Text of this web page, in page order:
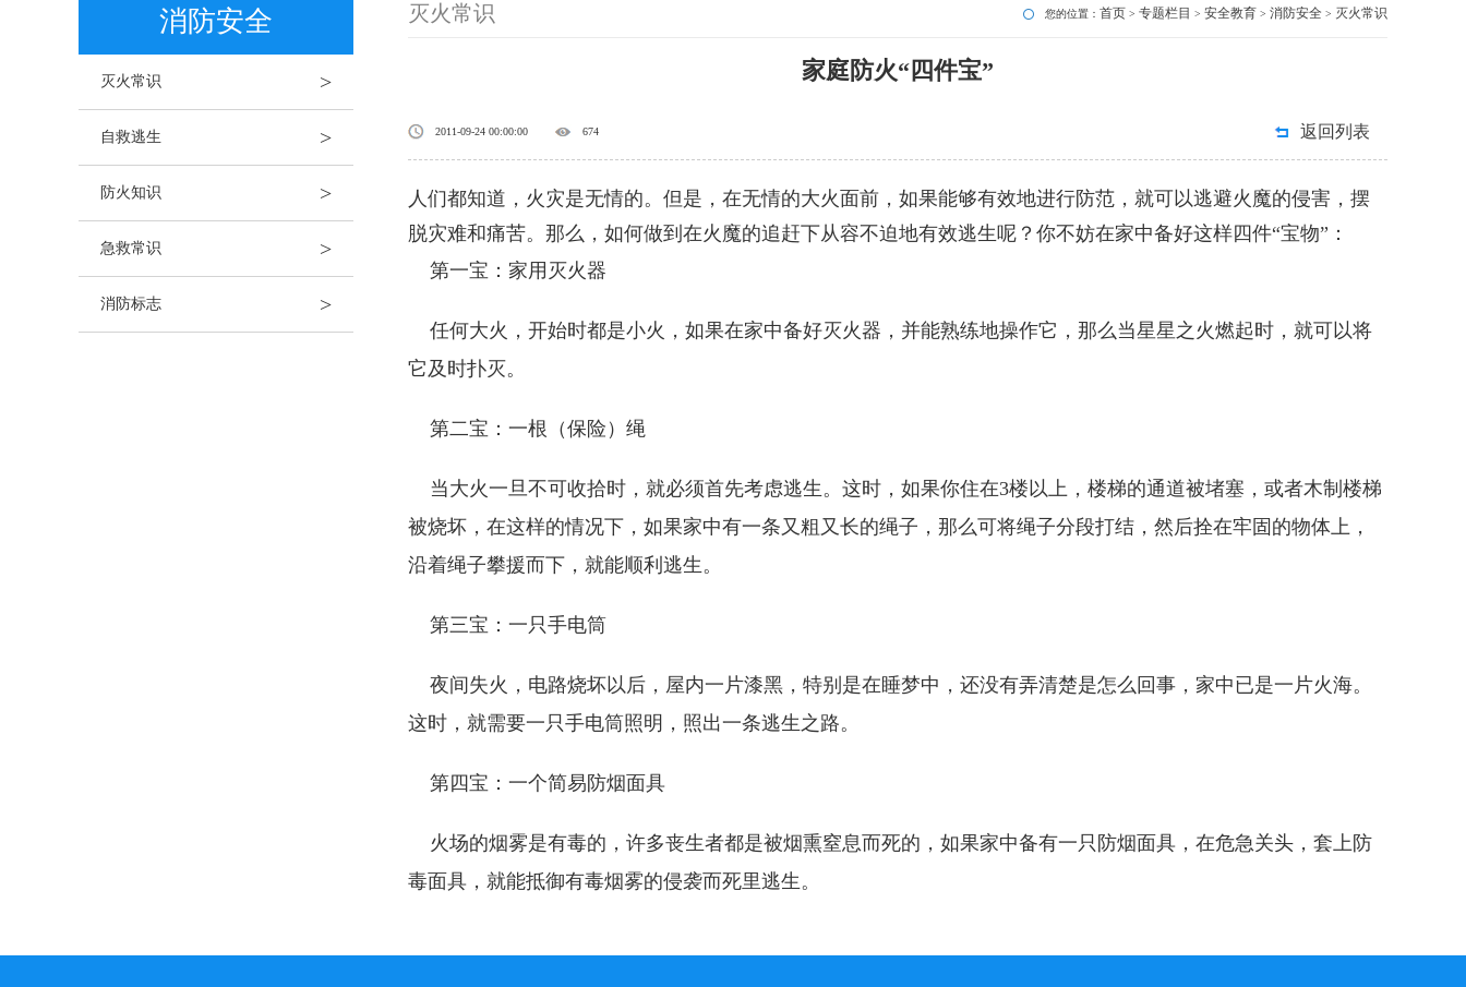
消防安全
灭火常识 >
自救逃生 >
防火知识 >
急救常识 >
消防标志 >
灭火常识 您的位置： 首页 > 专题栏目 > 安全教育 > 消防安全 > 灭火常识
家庭防火“四件宝”
2011-09-24 00:00:00 674 返回列表
人们都知道，火灾是无情的。但是，在无情的大火面前，如果能够有效地进行防范，就可以逃避火魔的侵害，摆
脱灾难和痛苦。那么，如何做到在火魔的追赶下从容不迫地有效逃生呢？你不妨在家中备好这样四件“宝物”：
第一宝：家用灭火器
任何大火，开始时都是小火，如果在家中备好灭火器，并能熟练地操作它，那么当星星之火燃起时，就可以将
它及时扑灭。
第二宝：一根（保险）绳
当大火一旦不可收拾时，就必须首先考虑逃生。这时，如果你住在3楼以上，楼梯的通道被堵塞，或者木制楼梯
被烧坏，在这样的情况下，如果家中有一条又粗又长的绳子，那么可将绳子分段打结，然后拴在牢固的物体上，
沿着绳子攀援而下，就能顺利逃生。
第三宝：一只手电筒
夜间失火，电路烧坏以后，屋内一片漆黑，特别是在睡梦中，还没有弄清楚是怎么回事，家中已是一片火海。
这时，就需要一只手电筒照明，照出一条逃生之路。
第四宝：一个简易防烟面具
火场的烟雾是有毒的，许多丧生者都是被烟熏窒息而死的，如果家中备有一只防烟面具，在危急关头，套上防
毒面具，就能抵御有毒烟雾的侵袭而死里逃生。